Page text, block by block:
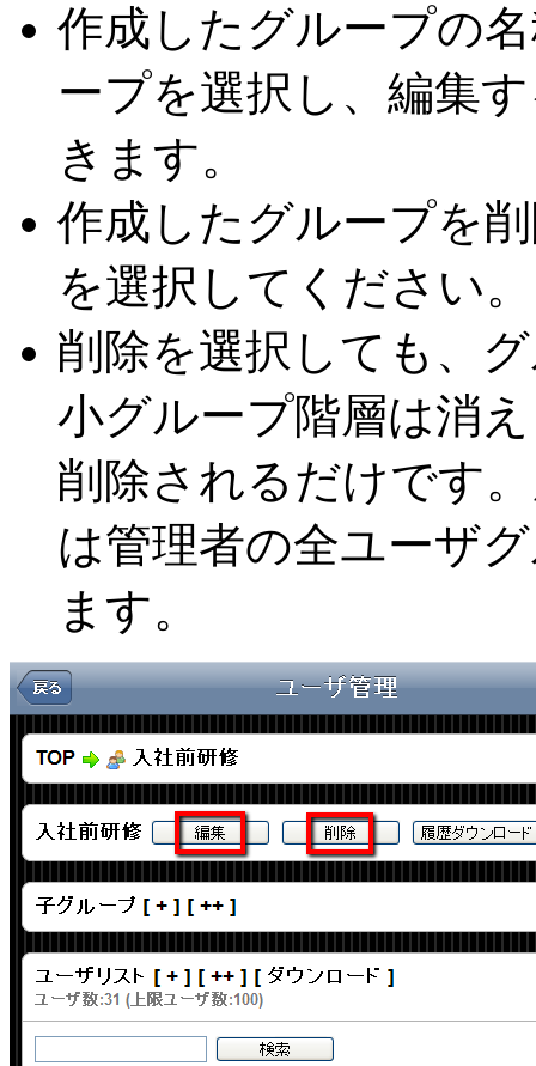
作成したグループの
ープを選択し、編集
きます。
作成したグループを
を選択してください。
削除を選択しても、
小グループ階層は消
削除されるだけです
は管理者の全ユーザ
ます。